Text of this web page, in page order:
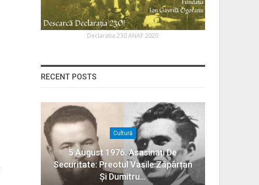
Declaratia 230 ANAF 2020
RECENT POSTS
Cultură
5 August 1976. Asasinați De
Securitate: Preotul Vasile Zăpârțan
Și Dumitru…